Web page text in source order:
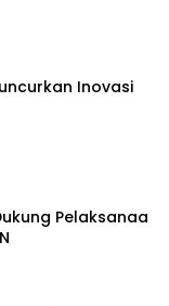
Inovasi
Pelaksanaa